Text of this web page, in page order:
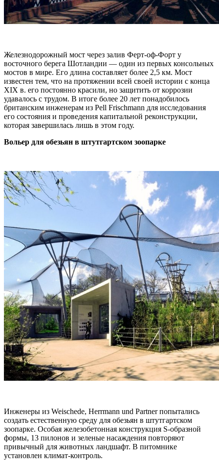
Железнодорожный мост через залив Ферт-оф-Форт у
восточного берега Шотландии — один из первых консольных
мостов в мире. Его длина составляет более 2,5 км. Мост
известен тем, что на протяжении всей своей истории с конца
XIX в. его постоянно красили, но защитить от коррозии
удавалось с трудом. В итоге более 20 лет понадобилось
британским инженерам из Pell Frischmann для исследования
его состояния и проведения капитальной реконструкции,
которая завершилась лишь в этом году.
Вольер для обезьян в штутгартском зоопарке
Инженеры из Weischede, Herrmann und Partner попытались
создать естественную среду для обезьян в штутгартском
зоопарке. Особая железобетонная конструкция S-образной
формы, 13 пилонов и зеленые насаждения повторяют
привычный для животных ландшафт. В питомнике
установлен климат-контроль.